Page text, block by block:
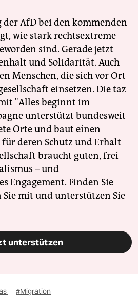
AfD bei den kommenden
wie stark rechtsextreme
sind. Gerade jetzt
und Solidarität. Auch
Menschen, die sich vor Ort
einsetzen. Die taz
"Alles beginnt im
unterstützt bundesweit
Orte und baut einen
deren Schutz und Erhalt
braucht guten, frei
– und
Engagement. Finden Sie
Sie mit und unterstützen Sie
unterstützen
#Migration